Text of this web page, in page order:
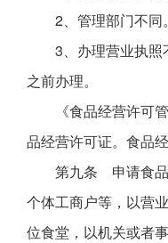
2、管理部门不
3、办理营业执
之前办理。
《食品经营许
品经营许可证。食品
第九条 申请食品
个体工商户等，以营
位食堂，以机关或者